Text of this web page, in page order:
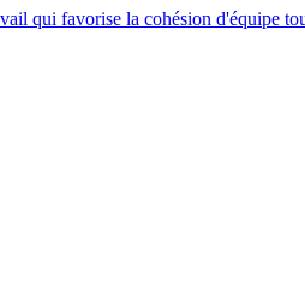
qui favorise la cohésion d'équipe